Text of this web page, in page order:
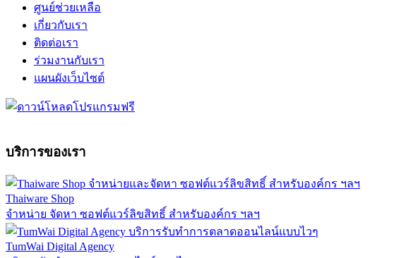
ศูนย์ช่วยเหลือ
เกี่ยวกับเรา
ติดต่อเรา
ร่วมงานกับเรา
แผนผังเว็บไซต์
บริการของเรา
Thaiware Shop
จำหน่าย จัดหา ซอฟต์แวร์ลิขสิทธิ์ สำหรับองค์กร ฯลฯ
TumWai Digital Agency